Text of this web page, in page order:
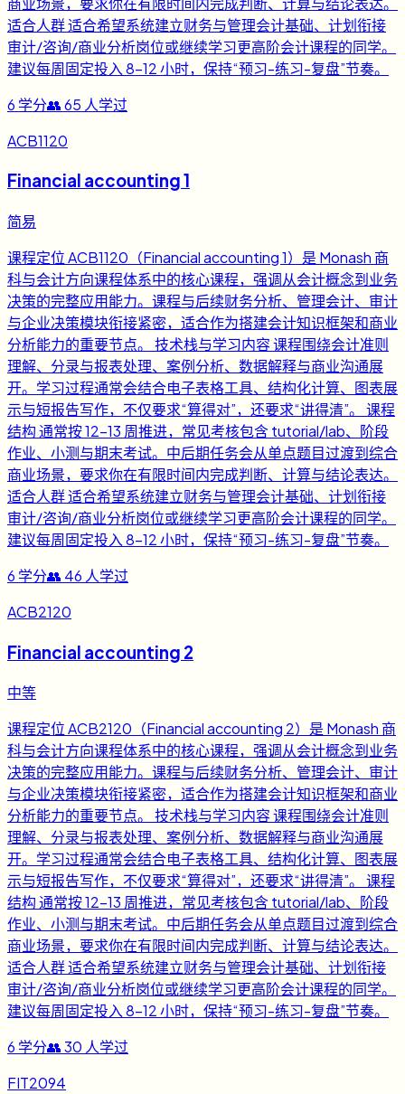
适合人群 适合希望系统建立财务与管理会计基础、计划衔接
审计/咨询/商业分析岗位或继续学习更高阶会计课程的同学。
建议每周固定投入 8-12 小时，保持“预习-练习-复盘”节奏。
6 学分👥65 人学过
ACB1120
Financial accounting 1
简易
课程定位 ACB1120（Financial accounting 1）是 Monash 商
科与会计方向课程体系中的核心课程，强调从会计概念到业务
决策的完整应用能力。课程与后续财务分析、管理会计、审计
与企业决策模块衔接紧密，适合作为搭建会计知识框架和商业
分析能力的重要节点。 技术栈与学习内容 课程围绕会计准则
理解、分录与报表处理、案例分析、数据解释与商业沟通展
开。学习过程通常会结合电子表格工具、结构化计算、图表展
示与短报告写作，不仅要求“算得对”，还要求“讲得清”。 课程
结构 通常按 12-13 周推进，常见考核包含 tutorial/lab、阶段
作业、小测与期末考试。中后期任务会从单点题目过渡到综合
商业场景，要求你在有限时间内完成判断、计算与结论表达。
适合人群 适合希望系统建立财务与管理会计基础、计划衔接
审计/咨询/商业分析岗位或继续学习更高阶会计课程的同学。
建议每周固定投入 8-12 小时，保持“预习-练习-复盘”节奏。
6 学分👥 46 人学过
ACB2120
Financial accounting 2
中等
课程定位 ACB2120（Financial accounting 2）是 Monash 商
科与会计方向课程体系中的核心课程，强调从会计概念到业务
决策的完整应用能力。课程与后续财务分析、管理会计、审计
与企业决策模块衔接紧密，适合作为搭建会计知识框架和商业
分析能力的重要节点。 技术栈与学习内容 课程围绕会计准则
理解、分录与报表处理、案例分析、数据解释与商业沟通展
开。学习过程通常会结合电子表格工具、结构化计算、图表展
示与短报告写作，不仅要求“算得对”，还要求“讲得清”。 课程
结构 通常按 12-13 周推进，常见考核包含 tutorial/lab、阶段
作业、小测与期末考试。中后期任务会从单点题目过渡到综合
商业场景，要求你在有限时间内完成判断、计算与结论表达。
适合人群 适合希望系统建立财务与管理会计基础、计划衔接
审计/咨询/商业分析岗位或继续学习更高阶会计课程的同学。
建议每周固定投入 8-12 小时，保持“预习-练习-复盘”节奏。
6 学分👥30 人学过
FIT2094